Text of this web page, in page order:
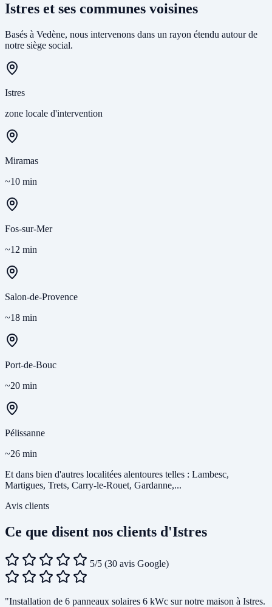
Istres et ses communes voisines
Basés à Vedène, nous intervenons dans un rayon étendu autour de
notre siège social.
Istres
zone locale d'intervention
Miramas
~10 min
Fos-sur-Mer
~12 min
Salon-de-Provence
~18 min
Port-de-Bouc
~20 min
Pélissanne
~26 min
Et dans bien d'autres localitées alentoures telles : Lambesc,
Martigues, Trets, Carry-le-Rouet, Gardanne,...
Avis clients
Ce que disent nos clients d'Istres
5/5 (30 avis Google)
"Installation de 6 panneaux solaires 6 kWc sur notre maison à Istres.